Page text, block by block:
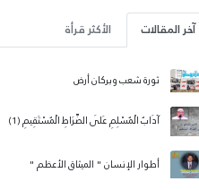
آخر المقالات الأكثر قرأة
ثورة شعب وبركان أرض
آدَابُ الْمُسْلِمِ عَلَى الصِّرَاطِ الْمُسْتَقِيمِ (1)
أطوار الإنسان " الميثاق الأعظم "